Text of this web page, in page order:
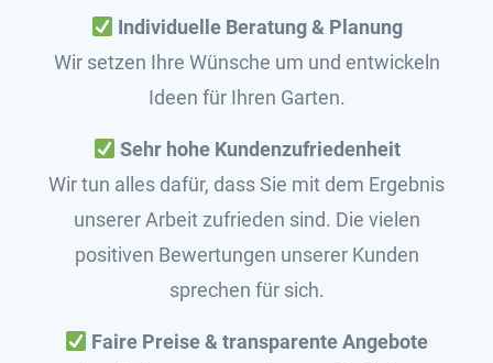
Individuelle Beratung & Planung
Wir setzen Ihre Wünsche um und entwickeln
Ideen für Ihren Garten.
Sehr hohe Kundenzufriedenheit
Wir tun alles dafür, dass Sie mit dem Ergebnis
unserer Arbeit zufrieden sind. Die vielen
positiven Bewertungen unserer Kunden
sprechen für sich.
Faire Preise & transparente Angebote